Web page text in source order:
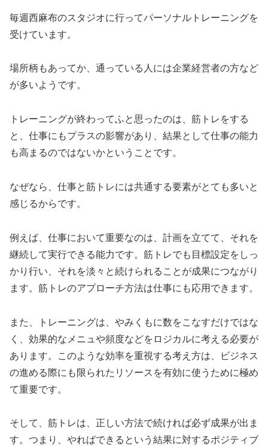
毎週西麻布のスタジオに行ってパーソナルトレーニングを
受けています。
場所柄もあってか、通っている人には企業経営者の方など
が多いようです。
トレーニングが終わってふと思ったのは、筋トレをする
と、仕事にもプラスの影響があり、結果として仕事の能力
も高まるのではないかということです。
なぜなら、仕事と筋トレには共通する要素がとても多いと
感じるからです。
例えば、仕事において重要なのは、計画を立てて、それを
継続して実行できる能力です。筋トレでも目標設定をしっ
かり行い、それを淡々と続けられることが成果につながり
ます。筋トレのアプローチ方法は仕事にも応用できます。
また、トレーニングは、やみくもに数をこなすだけではな
く、効果的なメニュや頻度などをロジカルに考える必要が
あります。このような効率を重視する考え方は、ビジネス
の進める際にも限られたリソースを有効に使うために極め
て重要です。
そして、筋トレは、正しい方法で続ければ必ず成果が出ま
す。つまり、やればできるという結果に対するポジティブ